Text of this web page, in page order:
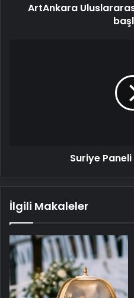
ArtAnkara
Suriye
İlgili Makaleler